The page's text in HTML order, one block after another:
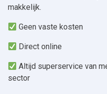
makkelijk.
Geen vaste kosten
Direct online
Altijd superservice van
sector